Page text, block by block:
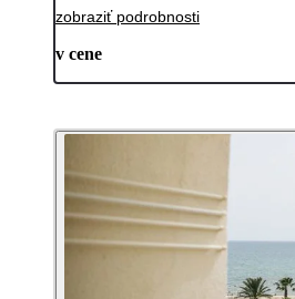
zobraziť podrobnosti
v cene